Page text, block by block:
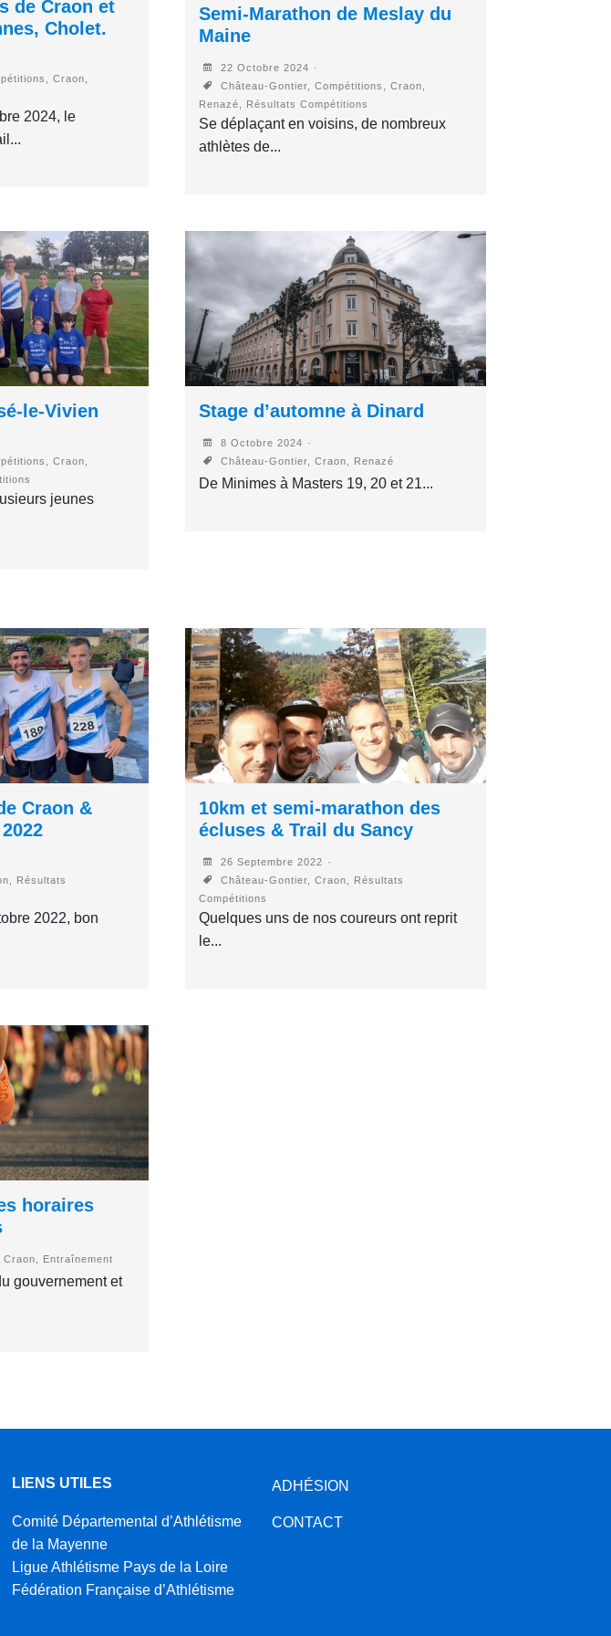
de Craon et
Cholet.
Craon,
2024, le
Semi-Marathon de Meslay du
Maine
22 Octobre 2024
Château-Gontier, Compétitions, Craon,
Renazé, Résultats Compétitions
Se déplaçant en voisins, de nombreux
athlètes de...
le-Vivien
Craon,
jeunes
Stage d’automne à Dinard
8 Octobre 2024
Château-Gontier, Craon, Renazé
De Minimes à Masters 19, 20 et 21...
Craon &
Résultats
2022, bon
10km et semi-marathon des
écluses & Trail du Sancy
26 Septembre 2022
Château-Gontier, Craon, Résultats
Compétitions
Quelques uns de nos coureurs ont reprit
le...
horaires
Craon, Entraînement
gouvernement et
LIENS UTILES
Comité Départemental d’Athlétisme
de la Mayenne
Ligue Athlétisme Pays de la Loire
Fédération Française d’Athlétisme
ADHÉSION
CONTACT